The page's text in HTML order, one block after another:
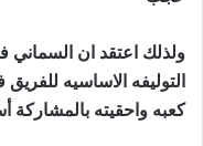
ولذلك اعتقد ان
التوليفه الاساسيه
كعبه واحقيته بالمشاركة